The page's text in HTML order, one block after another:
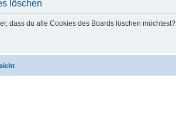
löschen
dass du alle Cookies des Boards löschen möchtest?